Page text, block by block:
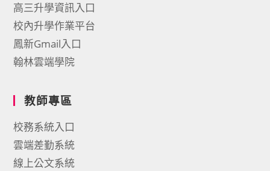
高三升學資訊入口
校內升學作業平台
鳳新Gmail入口
翰林雲端學院
教師專區
校務系統入口
雲端差勤系統
線上公文系統